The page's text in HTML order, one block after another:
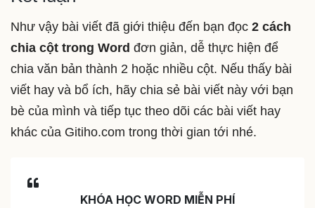
Như vậy bài viết đã giới thiệu đến bạn đọc 2 cách
chia cột trong Word đơn giản, dễ thực hiện để
chia văn bản thành 2 hoặc nhiều cột. Nếu thấy bài
viết hay và bổ ích, hãy chia sẻ bài viết này với bạn
bè của mình và tiếp tục theo dõi các bài viết hay
khác của Gitiho.com trong thời gian tới nhé.
KHÓA HỌC WORD MIỄN PHÍ